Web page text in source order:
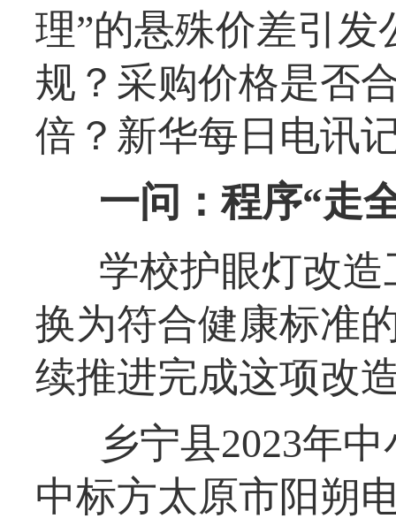
理”的悬殊价差引
规？采购价格是否
倍？新华每日电讯
一问：程序“走
学校护眼灯改
换为符合健康标准
续推进完成这项改
乡宁县2023年
中标方太原市阳朔